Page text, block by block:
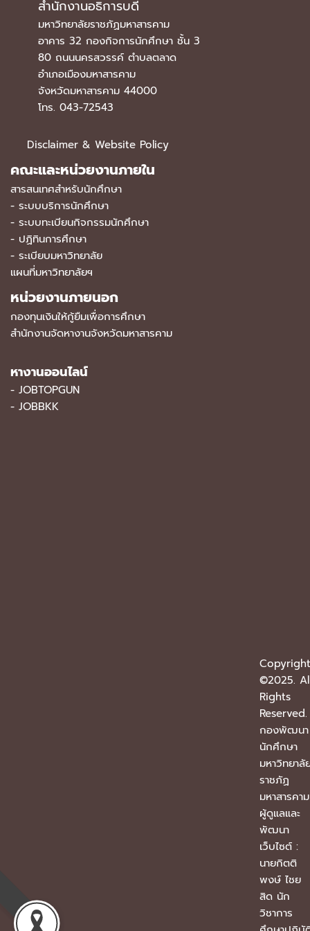
สำนักงานอธิการบดี
มหาวิทยาลัยราชภัฏมหาสารคาม
อาคาร 32 กองกิจการนักศึกษา ชั้น 3
80 ถนนนครสวรรค์ ตำบลตลาด
อำเภอเมืองมหาสารคาม
จังหวัดมหาสารคาม 44000
โทร. 043-72543
Disclaimer & Website Policy
คณะและหน่วยงานภายใน
สารสนเทศสำหรับนักศึกษา
- ระบบบริการนักศึกษา
- ระบบทะเบียนกิจกรรมนักศึกษา
- ปฏิทินการศึกษา
- ระเบียบมหาวิทยาลัย
แผนที่มหาวิทยาลัยฯ
หน่วยงานภายนอก
กองทุนเงินให้กู้ยืมเพื่อการศึกษา
สำนักงานจัดหางานจังหวัดมหาสารคาม
หางานออนไลน์
- JOBTOPGUN
- JOBBKK
Copyright
©2025.
Rights
Reserved.
กองพัฒนา
นักศึกษา
มหาวิทยาลั
ราชภัฏ
มหาสารค
ผู้ดูแลและ
พัฒนา
เว็บไซต์ :
นายกิตติ
พงษ์ ไชย
สิด นัก
วิชาการ